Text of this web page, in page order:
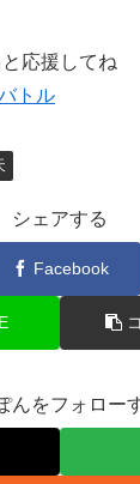
応援してね
トル
シェアする
Facebook
んをフォロー